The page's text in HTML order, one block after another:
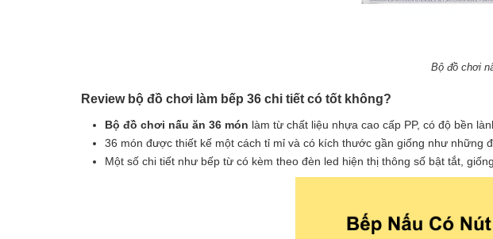
Bộ đồ chơi
Review bộ đồ chơi làm bếp 36 chi tiết có tốt không?
Bộ đồ chơi nấu ăn 36 món làm từ chất liệu nhựa cao cấp PP, có độ bền
36 món được thiết kế một cách tỉ mỉ và có kích thước gần giống như những
Một số chi tiết như bếp từ có kèm theo đèn led hiện thị thông số bật tắt,